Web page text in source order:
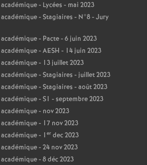
- Lycées - mai 2023
- Stagiaires - N°8 - Jury
- Pacte - 6 juin 2023
- AESH - 14 juin 2023
- 13 juillet 2023
- Stagiaires - juillet 2023
- Stagiaires - août 2023
- S1 - septembre 2023
- nov 2023
- 17 nov 2023
- 1 er dec 2023
- 24 nov 2023
- 8 déc 2023